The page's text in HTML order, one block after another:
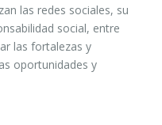
las redes sociales, su
social, entre
las fortalezas y
oportunidades y